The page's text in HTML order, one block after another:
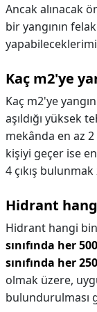
Ancak alınacak
bir yangının
Kaç m2'ye
Kaç m2'ye
aşıldığı yüksek
mekânda en az 2
kişiyi geçer ise
4 çıkış
Hidrant
Hidrant hangi
sınıfında her
sınıfında her
olmak üzere,
bulundurulması